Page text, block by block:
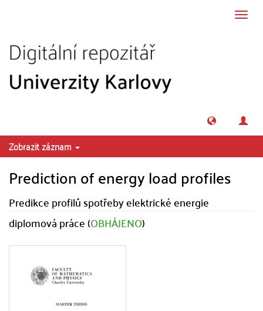
Zobrazit záznam
Prediction of energy load profiles
Predikce profilů spotřeby elektrické energie
diplomová práce (OBHÁJENO)